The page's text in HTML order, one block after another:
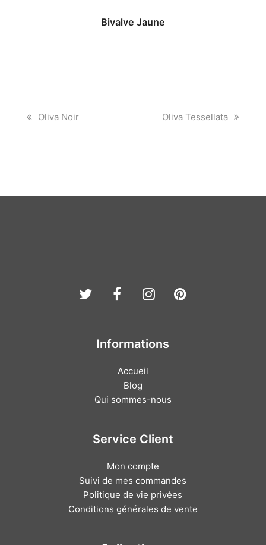
Bivalve Jaune
previous
Oliva Noir
next
Oliva Tessellata
TwitterFacebook
Instagram
Pinterest
Informations
Accueil
Blog
Qui sommes-nous
Service Client
Mon compte
Suivi de mes commandes
Politique de vie privées
Conditions générales de vente